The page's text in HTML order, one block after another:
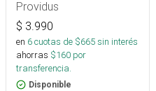
Providus
$ 3.990
en 6cuotas de $665sin interés
ahorras $160 por
transferencia.
Disponible